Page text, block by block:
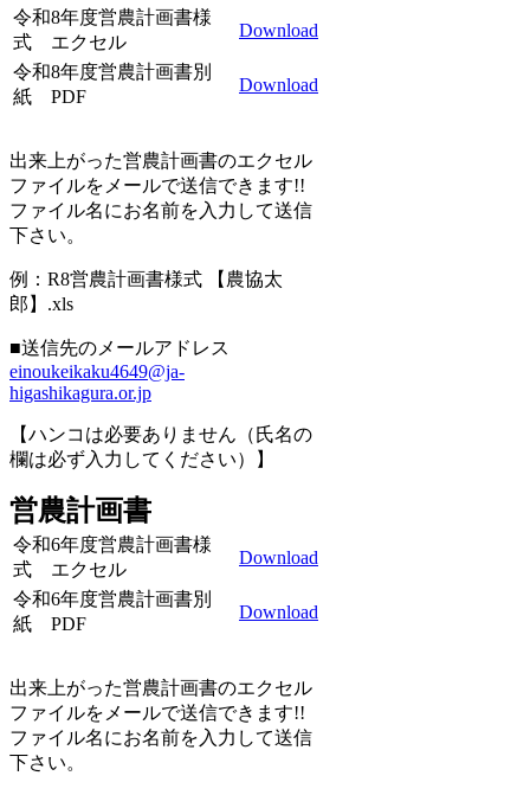
令和8年度営農計画書様
式 エクセル
Download
令和8年度営農計画書別
紙 PDF
Download
出来上がった営農計画書のエクセル
ファイルをメールで送信できます!!
ファイル名にお名前を入力して送信
下さい。
例：R8営農計画書様式 【農協太
郎】.xls
■送信先のメールアドレス
einoukeikaku4649@ja-
higashikagura.or.jp
【ハンコは必要ありません（氏名の
欄は必ず入力してください）】
営農計画書
令和6年度営農計画書様
式 エクセル
Download
令和6年度営農計画書別
紙 PDF
Download
出来上がった営農計画書のエクセル
ファイルをメールで送信できます!!
ファイル名にお名前を入力して送信
下さい。